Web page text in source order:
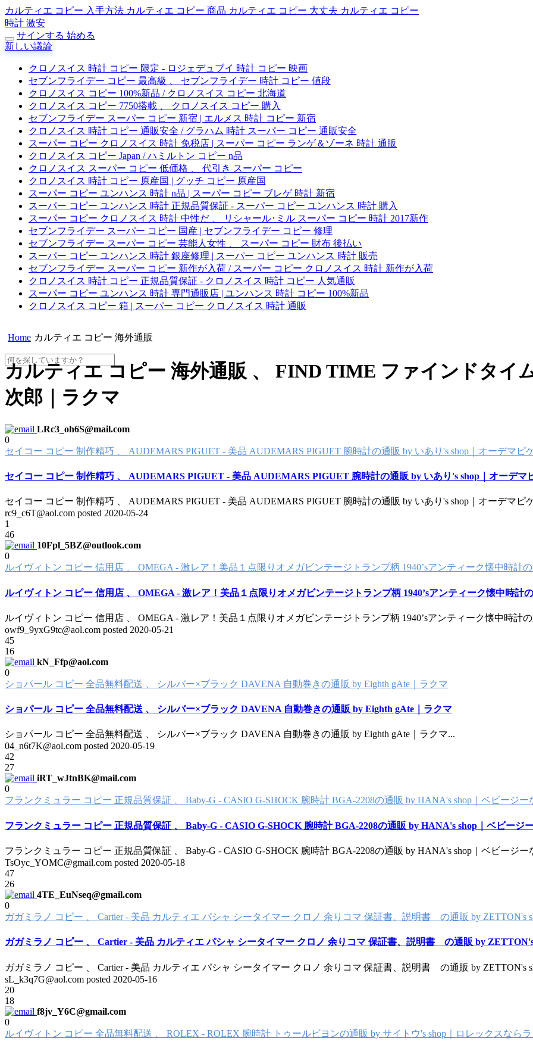
カルティエ コピー 入手方法 カルティエ コピー 商品 カルティエ コピー 大丈夫 カルティエ コピー
時計 激安
サインする 始める
新しい議論
クロノスイス 時計 コピー 限定 - ロジェデュブイ 時計 コピー 映画
セブンフライデー コピー 最高級 、 セブンフライデー 時計 コピー 値段
クロノスイス コピー 100%新品 / クロノスイス コピー 北海道
クロノスイス コピー 7750搭載 、 クロノスイス コピー 購入
セブンフライデー スーパー コピー 新宿 | エルメス 時計 コピー 新宿
クロノスイス 時計 コピー 通販安全 / グラハム 時計 スーパー コピー 通販安全
スーパー コピー クロノスイス 時計 免税店 | スーパー コピー ランゲ＆ゾーネ 時計 通販
クロノスイス コピー Japan / ハミルトン コピー n品
クロノスイス スーパー コピー 低価格 、 代引き スーパー コピー
クロノスイス 時計 コピー 原産国 | グッチ コピー 原産国
スーパー コピー ユンハンス 時計 n品 | スーパー コピー ブレゲ 時計 新宿
スーパー コピー ユンハンス 時計 正規品質保証 - スーパー コピー ユンハンス 時計 購入
スーパー コピー クロノスイス 時計 中性だ 、 リシャール･ミル スーパー コピー 時計 2017新作
セブンフライデー スーパー コピー 国産 | セブンフライデー コピー 修理
セブンフライデー スーパー コピー 芸能人女性 、 スーパー コピー 財布 後払い
スーパー コピー ユンハンス 時計 銀座修理 | スーパー コピー ユンハンス 時計 販売
セブンフライデー スーパー コピー 新作が入荷 / スーパー コピー クロノスイス 時計 新作が入荷
クロノスイス 時計 コピー 正規品質保証 - クロノスイス 時計 コピー 人気通販
スーパー コピー ユンハンス 時計 専門通販店 | ユンハンス 時計 コピー 100%新品
クロノスイス コピー 箱 | スーパー コピー クロノスイス 時計 通販
Home カルティエ コピー 海外通販
カルティエ コピー 海外通販 、 FIND TIME ファインドタイ
次郎｜ラクマ
LRc3_oh6S@mail.com
0
セイコー コピー 制作精巧 、 AUDEMARS PIGUET - 美品 AUDEMARS PIGUET 腕時計の通販 by いあり's shop｜オーデマピ
セイコー コピー 制作精巧 、 AUDEMARS PIGUET - 美品 AUDEMARS PIGUET 腕時計の通販 by いあり's shop｜オーデマ
セイコー コピー 制作精巧 、 AUDEMARS PIGUET - 美品 AUDEMARS PIGUET 腕時計の通販 by いあり's shop｜オーデマピ
rc9_c6T@aol.com posted 2020-05-24
1
46
10Fpl_5BZ@outlook.com
0
ルイヴィトン コピー 信用店 、 OMEGA - 激レア！美品１点限りオメガビンテージトランプ柄 1940’sアンティーク懐中時計
ルイヴィトン コピー 信用店 、 OMEGA - 激レア！美品１点限りオメガビンテージトランプ柄 1940’sアンティーク懐中時計
ルイヴィトン コピー 信用店 、 OMEGA - 激レア！美品１点限りオメガビンテージトランプ柄 1940’sアンティーク懐中時計
owf9_9yxG9tc@aol.com posted 2020-05-21
45
16
kN_Ffp@aol.com
0
ショパール コピー 全品無料配送 、 シルバー×ブラック DAVENA 自動巻きの通販 by Eighth gAte｜ラクマ
ショパール コピー 全品無料配送 、 シルバー×ブラック DAVENA 自動巻きの通販 by Eighth gAte｜ラクマ
ショパール コピー 全品無料配送 、 シルバー×ブラック DAVENA 自動巻きの通販 by Eighth gAte｜ラクマ...
04_n6t7K@aol.com posted 2020-05-19
42
27
iRT_wJtnBK@mail.com
0
フランクミュラー コピー 正規品質保証 、 Baby-G - CASIO G-SHOCK 腕時計 BGA-2208の通販 by HANA's shop｜ベビージー
フランクミュラー コピー 正規品質保証 、 Baby-G - CASIO G-SHOCK 腕時計 BGA-2208の通販 by HANA's shop｜ベビージ
フランクミュラー コピー 正規品質保証 、 Baby-G - CASIO G-SHOCK 腕時計 BGA-2208の通販 by HANA's shop｜ベビージー
TsOyc_YOMC@gmail.com posted 2020-05-18
47
26
4TE_EuNseq@gmail.com
0
ガガミラノ コピー 、 Cartier - 美品 カルティエ パシャ シータイマー クロノ 余りコマ 保証書、説明書 の通販 by ZETTON's
ガガミラノ コピー 、 Cartier - 美品 カルティエ パシャ シータイマー クロノ 余りコマ 保証書、説明書 の通販 by
ガガミラノ コピー 、 Cartier - 美品 カルティエ パシャ シータイマー クロノ 余りコマ 保証書、説明書 の通販 by ZETTON's
sL_k3q7G@aol.com posted 2020-05-16
20
18
f8jv_Y6C@gmail.com
0
ルイヴィトン コピー 全品無料配送 、 ROLEX - ROLEX 腕時計 トゥールビヨンの通販 by サイトウ's shop｜ロレックスなら